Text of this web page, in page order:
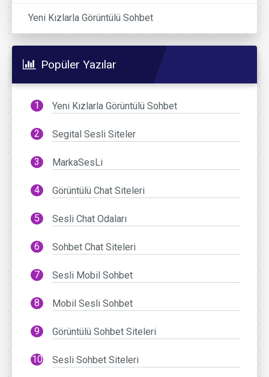
Yeni Kızlarla Görüntülü Sohbet
Popüler Yazılar
Yeni Kızlarla Görüntülü Sohbet
Segital Sesli Siteler
MarkaSesLi
Görüntülü Chat Siteleri
Sesli Chat Odaları
Sohbet Chat Siteleri
Sesli Mobil Sohbet
Mobil Sesli Sohbet
Görüntülü Sohbet Siteleri
Sesli Sohbet Siteleri